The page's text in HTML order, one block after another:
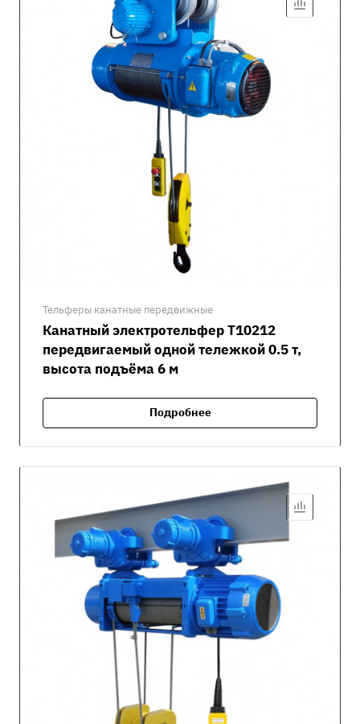
Тельферы канатные передвижные
Канатный электротельфер Т10212
передвигаемый одной тележкой 0.5 т,
высота подъёма 6 м
Подробнее